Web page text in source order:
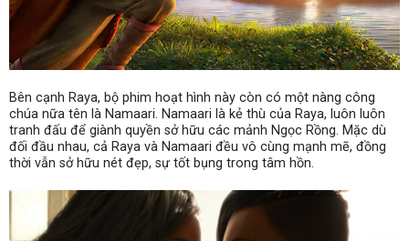
Bên cạnh Raya, bộ phim hoạt hình này còn có một nàng công
chúa nữa tên là Namaari. Namaari là kẻ thù của Raya, luôn luôn
tranh đấu để giành quyền sở hữu các mảnh Ngọc Rồng. Mặc dù
đối đầu nhau, cả Raya và Namaari đều vô cùng mạnh mẽ, đồng
thời vẫn sở hữu nét đẹp, sự tốt bụng trong tâm hồn.